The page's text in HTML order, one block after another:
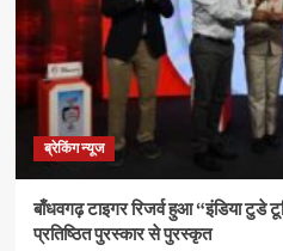
ब्रेकिंग न्यूज
बाँधवगढ़ टाइगर रिजर्व हुआ “इंडिया टुडे
प्रतिष्ठित पुरस्कार से पुरस्कृत